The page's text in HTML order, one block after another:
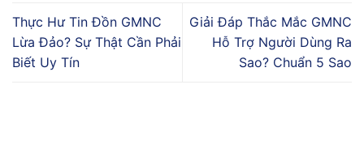
Thực Hư Tin Đồn GMNC
Lừa Đảo? Sự Thật Cần Phải
Biết Uy Tín
Giải Đáp Thắc Mắc GMNC
Hỗ Trợ Người Dùng Ra
Sao? Chuẩn 5 Sao